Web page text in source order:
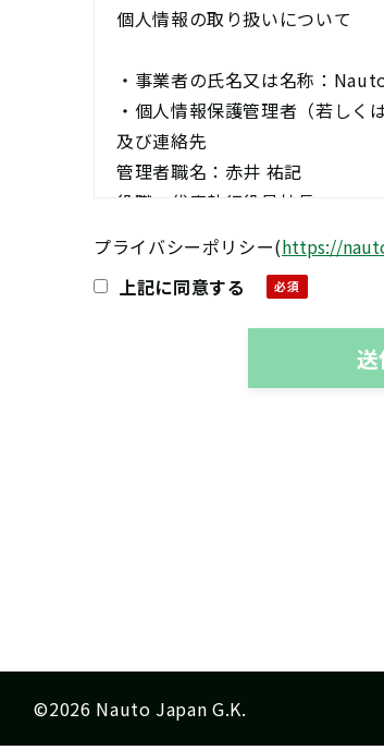
個人情報の取り扱いについて
・事業者の氏名又は名称：
・個人情報保護管理者（若しく
及び連絡先
管理者職名：赤井 祐記
役職：代表執行役員社長
連絡先：infojpn@nauto.com
・個人情報の利用目的
お問い合わせ対応（本人への連
・個人情報の開示等の請求
プライバシーポリシー(https://
上記に同意する
©2026 Nauto Japan G.K.